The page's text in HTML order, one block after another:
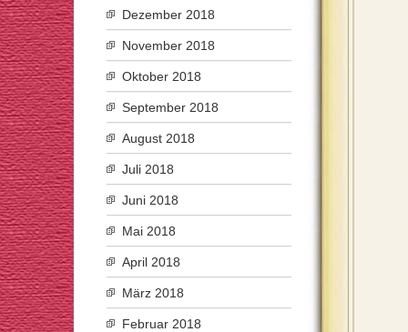
Dezember 2018
November 2018
Oktober 2018
September 2018
August 2018
Juli 2018
Juni 2018
Mai 2018
April 2018
März 2018
Februar 2018